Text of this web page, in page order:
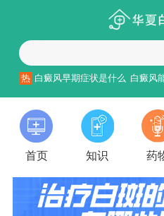
热 白癜风早期症状是什么 白癜风
首页 知识 药